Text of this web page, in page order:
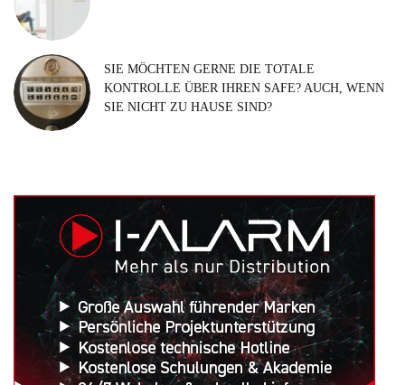
SIE MÖCHTEN GERNE DIE TOTALE
KONTROLLE ÜBER IHREN SAFE? AUCH, WENN
SIE NICHT ZU HAUSE SIND?